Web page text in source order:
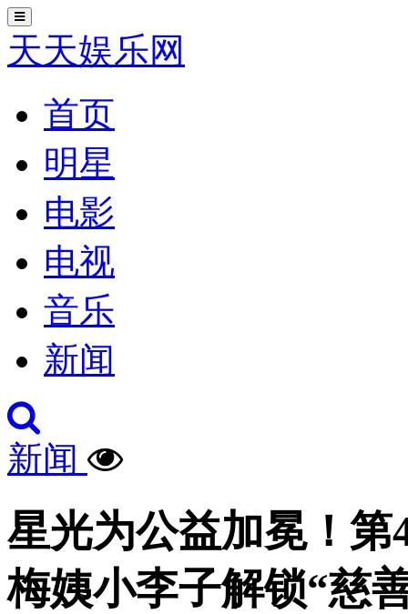
切
换
导
航
天天娱乐网
首页
明星
电影
电视
音乐
新闻
新闻
星光为公益加冕！
梅姨小李子解锁“慈